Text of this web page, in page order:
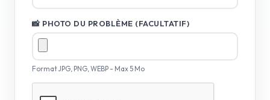
📸 PHOTO DU PROBLÈME (FACULTATIF)
Format JPG, PNG, WEBP - Max 5 Mo